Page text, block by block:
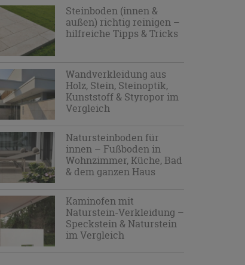
Steinboden (innen &
außen) richtig reinigen –
hilfreiche Tipps & Tricks
Wandverkleidung aus
Holz, Stein, Steinoptik,
Kunststoff & Styropor im
Vergleich
Natursteinboden für
innen – Fußboden in
Wohnzimmer, Küche, Bad
& dem ganzen Haus
Kaminofen mit
Naturstein-Verkleidung –
Speckstein & Naturstein
im Vergleich